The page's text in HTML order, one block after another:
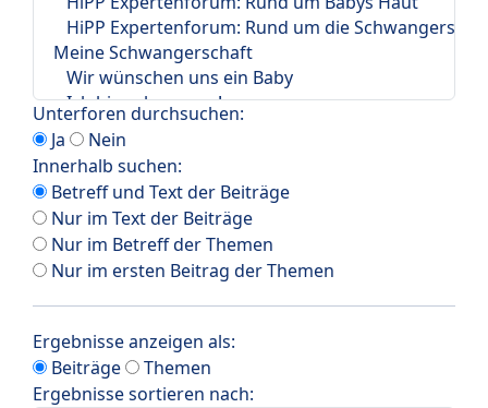
Unterforen durchsuchen:
Ja
Nein
Innerhalb suchen:
Betreff und Text der Beiträge
Nur im Text der Beiträge
Nur im Betreff der Themen
Nur im ersten Beitrag der Themen
Ergebnisse anzeigen als:
Beiträge
Themen
Ergebnisse sortieren nach: